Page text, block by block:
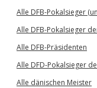
Alle DFB-Pokalsieger
Alle DFB-Pokalsieger
Alle DFB-Präsidenten
Alle DFD-Pokalsieger
Alle dänischen Meister